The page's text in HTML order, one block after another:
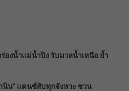
องน้ำแม่น้ำปิง รับมวลน้ำเหนือ ย้ำ
น” แดนซ์สับทุกจังหวะ ชวน